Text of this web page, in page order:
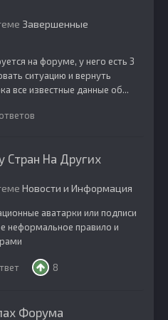
Завершенные
на форуме, у него есть 3
ситуацию и вернуть
все известные данные об...
Стран На Других
Новости и Информация
аватарки или подписи
неформальное правило и
8
Форума